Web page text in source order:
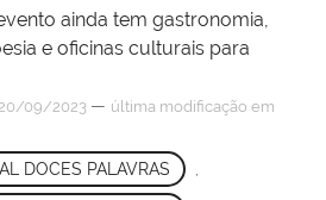
ainda tem gastronomia,
e oficinas culturais para
09/2023 — última modificação em
DOCES PALAVRAS